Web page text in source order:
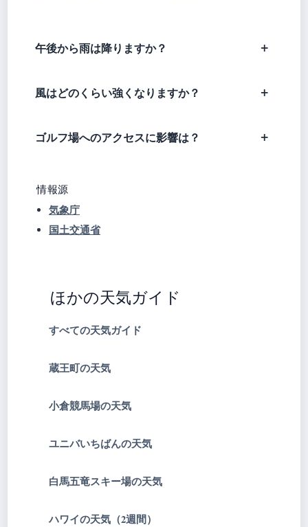
午後から雨は降りますか？
風はどのくらい強くなりますか？
ゴルフ場へのアクセスに影響は？
情報源
気象庁
国土交通省
ほかの天気ガイド
すべての天気ガイド
蔵王町の天気
小倉競馬場の天気
ユニバいちばんの天気
白馬五竜スキー場の天気
ハワイの天気（2週間）